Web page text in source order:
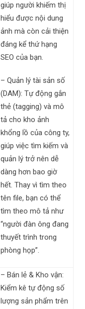
giúp người khiếm thị
hiểu được nội dung
ảnh mà còn cải thiện
đáng kể thứ hạng
SEO của bạn.
– Quản lý tài sản số
(DAM): Tự động gắn
thẻ (tagging) và mô
tả cho kho ảnh
khổng lồ của công ty,
giúp việc tìm kiếm và
quản lý trở nên dễ
dàng hơn bao giờ
hết. Thay vì tìm theo
tên file, bạn có thể
tìm theo mô tả như
“người đàn ông đang
thuyết trình trong
phòng họp”.
– Bán lẻ & Kho vận:
Kiểm kê tự động số
lượng sản phẩm trên